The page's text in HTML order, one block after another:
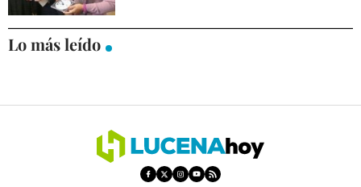
SUBBÉTICA HOY
NECROLÓGICAS
Lo más leído